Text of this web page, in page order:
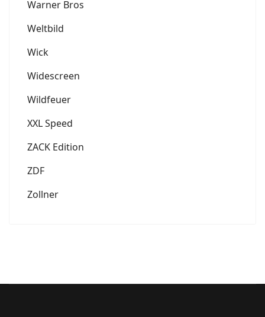
Warner Bros
Weltbild
Wick
Widescreen
Wildfeuer
XXL Speed
ZACK Edition
ZDF
Zollner